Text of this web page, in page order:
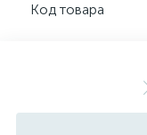
Код товара